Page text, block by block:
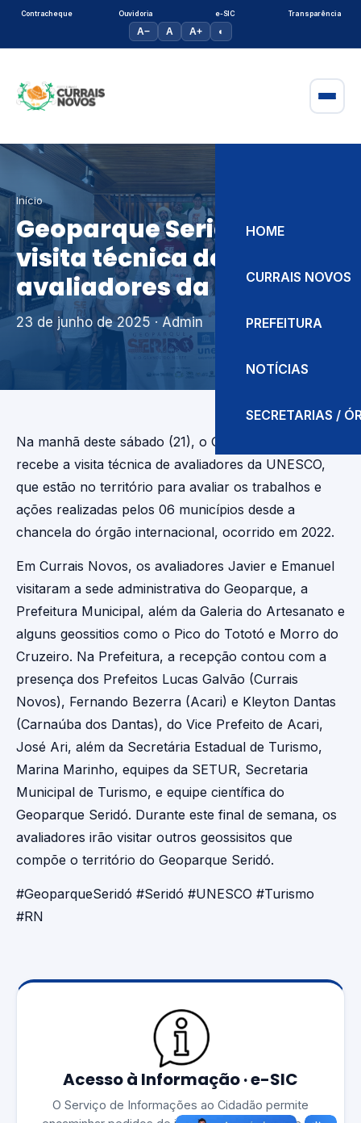
Contracheque Ouvidoria e-SIC Transparência
A− A A+ ◐
HOME
CURRAIS NOVOS
PREFEITURA
NOTÍCIAS
SECRETARIAS /
Início
Geoparque Seridó recebe
visita técnica de
avaliadores da UNESCO
23 de junho de 2025· Admin
Na manhã deste sábado (21), o Geoparque Seridó
recebe a visita técnica de avaliadores da UNESCO,
que estão no território para avaliar os trabalhos e
ações realizadas pelos 06 municípios desde a
chancela do órgão internacional, ocorrido em 2022.
Em Currais Novos, os avaliadores Javier e Emanuel
visitaram a sede administrativa do Geoparque, a
Prefeitura Municipal, além da Galeria do Artesanato e
alguns geossitios como o Pico do Tototó e Morro do
Cruzeiro. Na Prefeitura, a recepção contou com a
presença dos Prefeitos Lucas Galvão (Currais
Novos), Fernando Bezerra (Acari) e Kleyton Dantas
(Carnaúba dos Dantas), do Vice Prefeito de Acari,
José Ari, além da Secretária Estadual de Turismo,
Marina Marinho, equipes da SETUR, Secretaria
Municipal de Turismo, e equipe científica do
Geoparque Seridó. Durante este final de semana, os
avaliadores irão visitar outros geossisitos que
compõe o território do Geoparque Seridó.
#GeoparqueSeridó #Seridó #UNESCO #Turismo
#RN
Acesso à Informação · e-SIC
O Serviço de Informações ao Cidadão permite